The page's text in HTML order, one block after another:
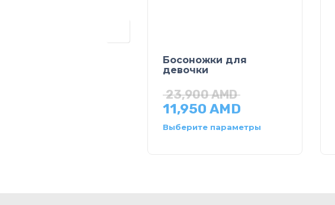
Босоножки для
девочки
23,900AMD
11,950 AMD
Выберите параметры